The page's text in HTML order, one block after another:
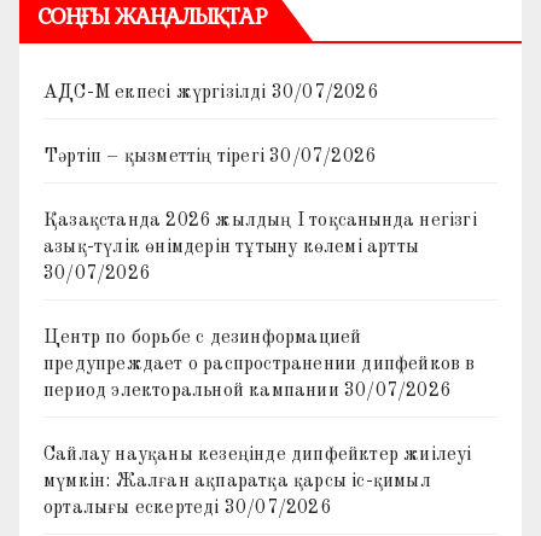
СОҢҒЫ ЖАҢАЛЫҚТАР
АДС-М екпесі жүргізілді 30/07/2026
Тәртіп – қызметтің тірегі 30/07/2026
Қазақстанда 2026 жылдың I тоқсанында негізгі
азық-түлік өнімдерін тұтыну көлемі артты
30/07/2026
Центр по борьбе с дезинформацией
предупреждает о распространении дипфейков в
период электоральной кампании 30/07/2026
Сайлау науқаны кезеңінде дипфейктер жиілеуі
мүмкін: Жалған ақпаратқа қарсы іс-қимыл
орталығы ескертеді 30/07/2026